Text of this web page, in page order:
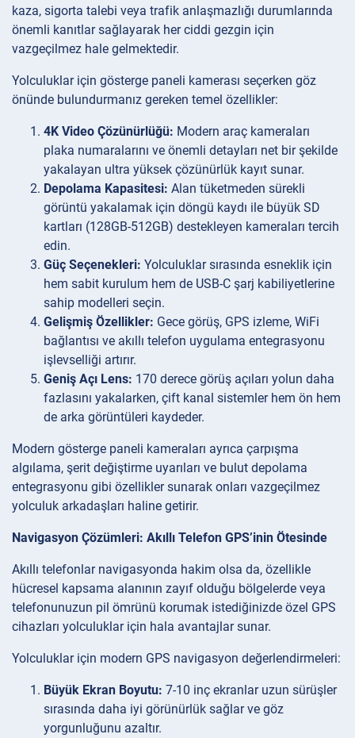
kaza, sigorta talebi veya trafik anlaşmazlığı durumlarında
önemli kanıtlar sağlayarak her ciddi gezgin için
vazgeçilmez hale gelmektedir.
Yolculuklar için gösterge paneli kamerası seçerken göz
önünde bulundurmanız gereken temel özellikler:
4K Video Çözünürlüğü: Modern araç kameraları
plaka numaralarını ve önemli detayları net bir şekilde
yakalayan ultra yüksek çözünürlük kayıt sunar.
Depolama Kapasitesi: Alan tüketmeden sürekli
görüntü yakalamak için döngü kaydı ile büyük SD
kartları (128GB-512GB) destekleyen kameraları tercih
edin.
Güç Seçenekleri: Yolculuklar sırasında esneklik için
hem sabit kurulum hem de USB-C şarj kabiliyetlerine
sahip modelleri seçin.
Gelişmiş Özellikler: Gece görüş, GPS izleme, WiFi
bağlantısı ve akıllı telefon uygulama entegrasyonu
işlevselliği artırır.
Geniş Açı Lens: 170 derece görüş açıları yolun daha
fazlasını yakalarken, çift kanal sistemler hem ön hem
de arka görüntüleri kaydeder.
Modern gösterge paneli kameraları ayrıca çarpışma
algılama, şerit değiştirme uyarıları ve bulut depolama
entegrasyonu gibi özellikler sunarak onları vazgeçilmez
yolculuk arkadaşları haline getirir.
Navigasyon Çözümleri: Akıllı Telefon GPS’inin Ötesinde
Akıllı telefonlar navigasyonda hakim olsa da, özellikle
hücresel kapsama alanının zayıf olduğu bölgelerde veya
telefonunuzun pil ömrünü korumak istediğinizde özel GPS
cihazları yolculuklar için hala avantajlar sunar.
Yolculuklar için modern GPS navigasyon değerlendirmeleri:
Büyük Ekran Boyutu: 7-10 inç ekranlar uzun sürüşler
sırasında daha iyi görünürlük sağlar ve göz
yorgunluğunu azaltır.